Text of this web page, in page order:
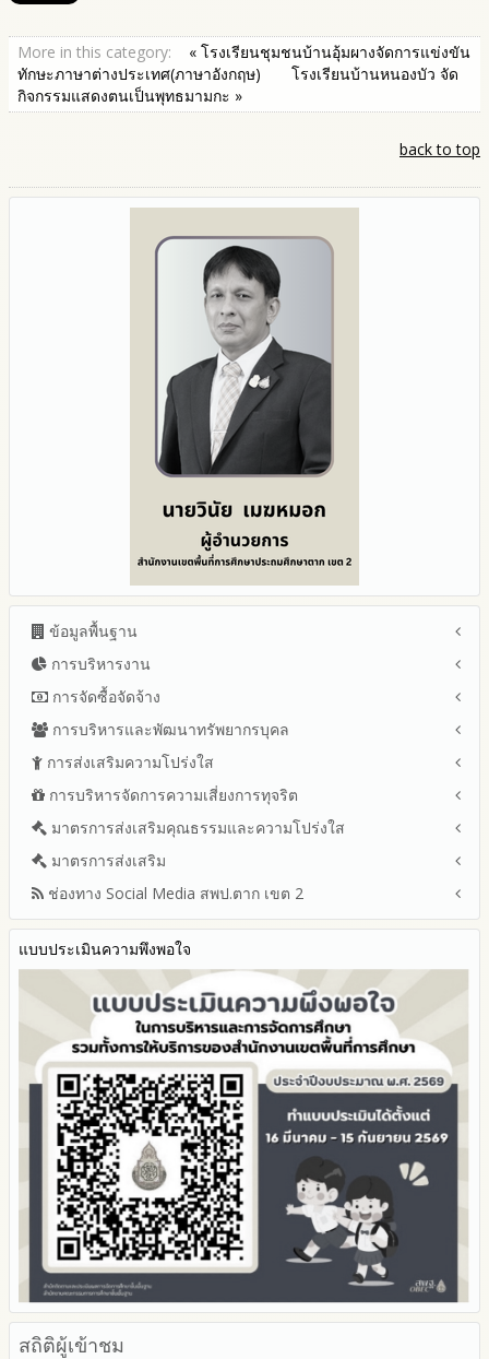
More in this category:
« โรงเรียนชุมชนบ้านอุ้มผางจัดการแข่งขัน
ทักษะภาษาต่างประเทศ(ภาษาอังกฤษ)
โรงเรียนบ้านหนองบัว จัด
กิจกรรมแสดงตนเป็นพุทธมามกะ »
back to top
ข้อมูลพื้นฐาน
โครงสร้าง หน้าที่และอำนาจ
ข้อมูลผู้บริหาร
ข้อมูลการติดต่อและ ช่องทางการสอบถาม
นโยบายคุ้มครองข้อมูลส่วนบุคคล
ข่าวประชาสัมพันธ์
ข่าวสารพัฒนาสำนักงานเกี่ยวข้องกับแนวทางส่งเสริมความ
การบริหารงาน
แผนยุทธศาสตร์หรือแผนพัฒนาสำนักงานเขตพื้นที่การศึกษา
แผนและความก้าวหน้าในการดำเนินงานและการใช้งบประมาณ
ปีงบประมาณ 2569
ปีงบประมาณ 2568
ปีงบประมาณ 2567
ปีงบประมาณ 2566
รายงานผลการดำเนินงานประจำปี
รายงานผลปี 2568
รายงานผลปี 2567
รายงานผลปี 2566
รายงานผลปี 2565
รายงานผลปี 2564
คู่มือหรือแนวทางการปฏิบัติงานของเจ้าหน้าที่
คู่มือหรือแนวทางการขอรับบริการสำหรับผู้รับบริการหรือผู้มา
ติดต่อ
ระบบการให้บริการผ่านช่องทางออนไลน์ (E-Service)
My Office
My School
SL-WEB
BRSS
ACC Tak2
ข้อมูลสถิติการให้บริการ
การจัดซื้อจัดจ้าง
สรุปผลการจัดซื้อจัดจ้างหรือการจัดหาพัสดุรายเดือน ประจำ
ปีงบประมาณ พ.ศ.2569 (แบบ สขร.1)
เขตพื้นที่การศึกษา ประจำปีงบประมาณ พ.ศ. 2568
การบริหารและพัฒนาทรัพยากรบุคล
หลักเกณฑ์และแผนการบริหารและพัฒนาทรัพยากรบุคลล ประจำ
ปีงบประมาณ พ.ศ.2569
รายงานผลการบริหารและพัฒนาทรัพยากรบุคคลประจำ
ปีงบประมาณ
ประมวลจริยธรรมและการขับเคลื่อนจริยธรรม
การส่งเสริมความโปร่งใส
แนวปฏิบัติการจัดการเรื่องร้องเรียนการทุจริตและประพฤติมิชอบ
ช่องทางแจ้งเรื่องร้องเรียนการทุจริตและประพฤติมิชอบ
ข้อมูลสถิติเรื่องร้องเรียนการทุจริตและประพฤติมิชอบ ประจำ
ปีงบประมาณ
การเปิดโอกาสให้มีส่วนร่วมในการดำเนินงานปีงบประมาณ
การบริหารจัดการความเสี่ยงการทุจริต
การขับเคลื่อนนโยบาย No Gift Policy จากการปฏิบัติหน้าที่ และ
การเสริมสร้างความรู้เกี่ยวกับหลักเกณฑ์การรับ ทรัพย์สินหรือประ
โปยชน์อื่นใดโดยธรรมจรรยาของเจ้าพนักงานของรัฐ
การประเมินความเสี่ยง ในสำนักงานเขตพื้นที่การศึกษา ประจำ
ปีงบประมาณ
รายงานผลการดำเนินการตามแผนบริหารจัดการความเสี่ยงการ
ทุจริตของสำนักงานเขตพื้นที่การศึกษา ประจำงบประมาณ
มาตรการส่งเสริมคุณธรรมและความโปร่งใส
แผนปฏิบัติการป้องกันการทุจริตประจำปีงบประมาณ
2569
2568
2567
2566
2565
2564
รายงานผลการดำเนินการป้องกันการทุจริตประจำปี
2568
2567
2566
2565
2564
2563
รายงานการกำกับติดตาม
มาตรการส่งเสริมคุณธรรมและความโปร่งใสภายใน สพท.
การนำผลการประเมิน ITA ไปสู่การพัฒนาองค์กร
รายงานผลการดำเนินการเพื่อส่งเสริมคุณธรรมและความโปร่งใส
ภายใน สพท. ประจำปีงบประมาณ
มาตรการส่งเสริม
มาตรการเผยแพร่ข้อมูลต่อสาธารณะ
มาตรการส่งเสริมความโปร่งใสในการจัดซื้อจัดจ้าง
มาตราการจัดการเรื่องร้องเรียนการทุจริต
มาตรการป้องกันการรับสินบน
มาตรการป้องกันการขัดกันระหว่างผลประโยชน์ส่วนตนกับส่วนรวม
มาตรการตรวจสอบการใช้ดุลพินิจ
มาตราการให้ผู้มีส่วนได้ส่วนเสียมีส่วนร่วม
ช่องทาง Social Media สพป.ตาก เขต 2
Q&A / ชมเชย / เสนอแนะ
Facebook เพจ สพป.ตาก 2
Youtube ช่อง สพป.ตาก เขต 2
Youtube เรื่องเล่าข่าวตาก 2
แบบประเมินความพึงพอใจ
สถิติผู้เข้าชม